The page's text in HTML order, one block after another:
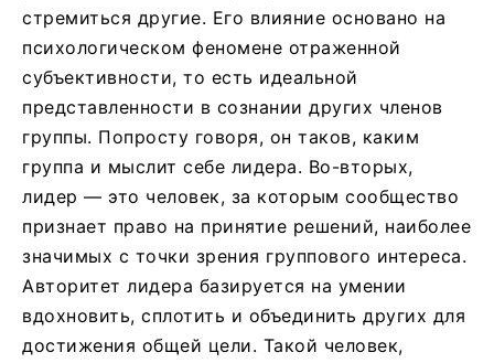
стремиться другие. Его влияние основано на
психологическом феномене отраженной
субъективности, то есть идеальной
представленности в сознании других членов
группы. Попросту говоря, он таков, каким
группа и мыслит себе лидера. Во-вторых,
лидер — это человек, за которым сообщество
признает право на принятие решений, наиболее
значимых с точки зрения группового интереса.
Авторитет лидера базируется на умении
вдохновить, сплотить и объединить других для
достижения общей цели. Такой человек,